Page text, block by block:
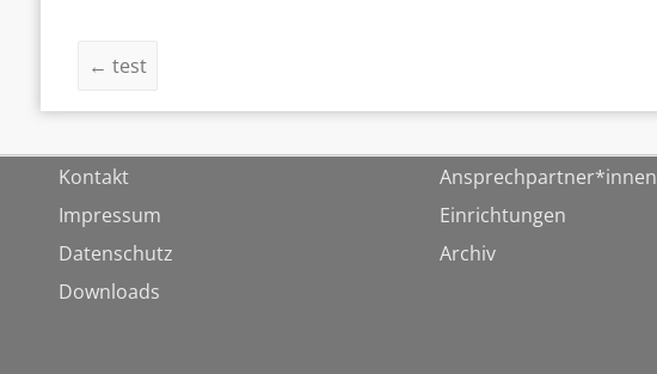
← test
Kontakt
Impressum
Datenschutz
Downloads
Ansprechpartner*innen
Einrichtungen
Archiv